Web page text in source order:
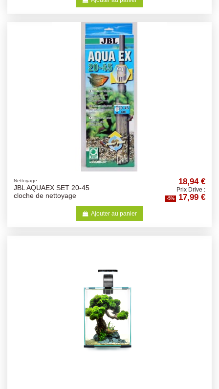
Nettoyage
JBL AQUAEX SET 20-45
cloche de nettoyage
18,94 €
Prix Drive :
-5% 17,99 €
Ajouter au panier